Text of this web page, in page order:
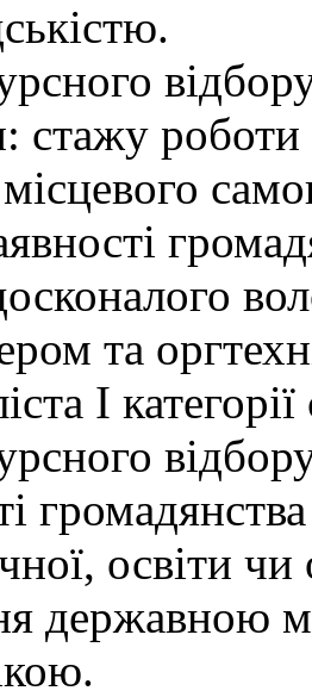
стажу
та
І
освіти
державною